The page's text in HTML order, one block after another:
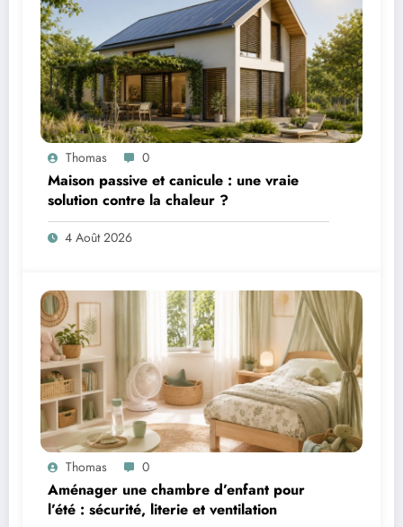
Thomas 0
Maison passive et canicule : une vraie
solution contre la chaleur ?
4 Août 2026
Thomas 0
Aménager une chambre d’enfant pour
l’été : sécurité, literie et ventilation